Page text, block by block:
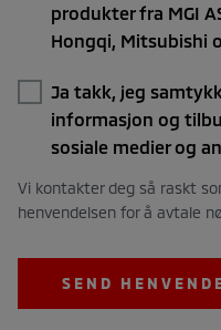
produkter fra MGI
Hongqi, Mitsubishi
Ja takk, jeg
informasjon og
sosiale medier og
Vi kontakter deg så raskt
henvendelsen for å avtale
SEND